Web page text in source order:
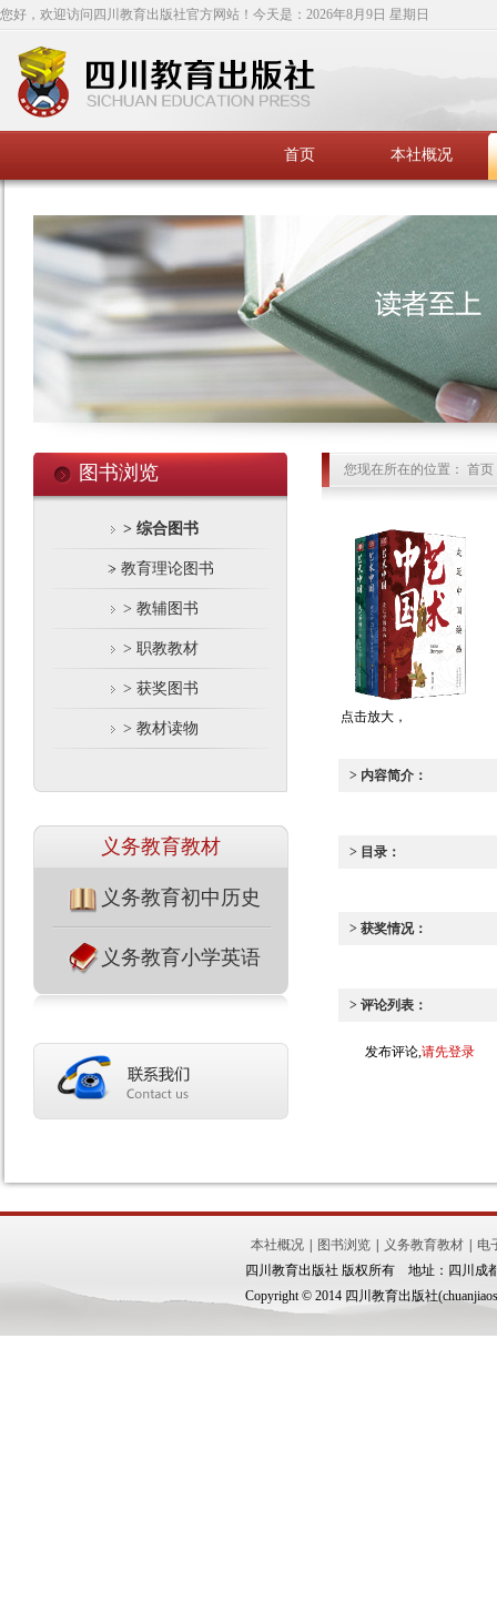
您好，欢迎访问四川教育出版社官方网站！今天是： 2026年8月9日 星期日
首页 本社概况
图书浏览
> 综合图书
> 教育理论图书
> 教辅图书
> 职教教材
> 获奖图书
> 教材读物
义务教育教材
义务教育初中历史
义务教育小学英语
您现在所在的位置： 首
点击放大，
> 内容简介：
> 目录：
> 获奖情况：
> 评论列表：
发布评论,请先登录
本社概况 图书浏览 义务教育教材
电
四川教育出版社 版权所有 地址：四川成
Copyright © 2014 四川教育出版社